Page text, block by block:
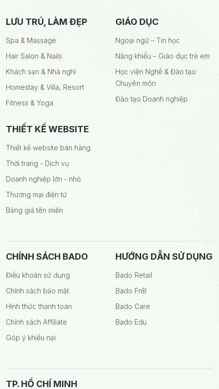
LƯU TRÚ, LÀM ĐẸP
Spa & Massage
Hair Salon & Nails
Khách sạn & Nhà nghỉ
Homestay & Villa, Resort
Fitness & Yoga
GIÁO DỤC
Ngoại ngữ – Tin học
Năng khiếu – Giáo dục trẻ em
Học viện Nghề & Đào tạo
Chuyên môn
Đào tạo Doanh nghiệp
THIẾT KẾ WEBSITE
Thiết kế website bán hàng
Thời trang - Dịch vụ
Doanh nghiệp lớn - nhỏ
Thương mại điện tử
Bảng giá tên miền
TP. HỒ CHÍ MINH
CHÍNH SÁCH BADO
Điều khoản sử dụng
Chính sách bảo mật
Hình thức thanh toán
Chính sách Affiliate
Góp ý khiếu nại
HƯỚNG DẪN SỬ DỤNG
Bado Retail
Bado FnB
Bado Care
Bado Edu